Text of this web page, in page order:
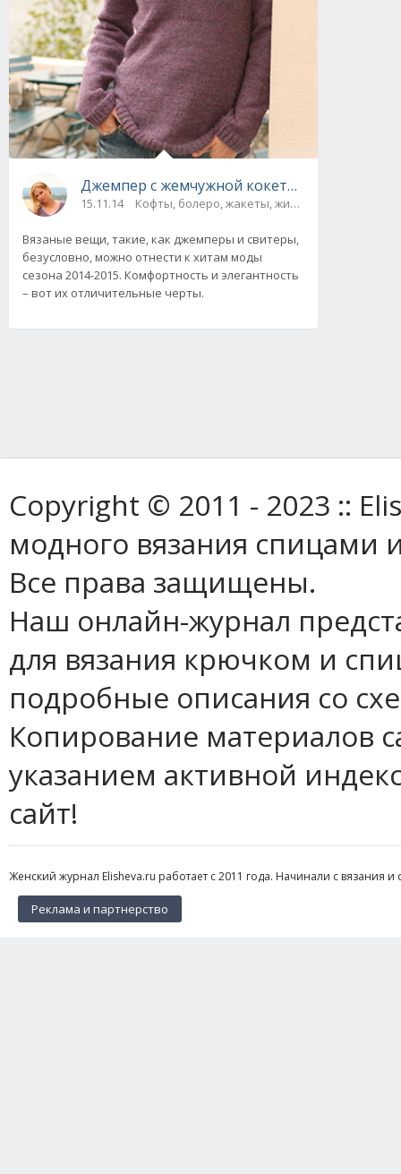
Джемпер с жемчужной кокеткой от Drops
15.11.14 Кофты, болеро, жакеты, жилеты, пуловеры и
Вязаные вещи, такие, как джемперы и свитеры,
безусловно, можно отнести к хитам моды
сезона 2014-2015. Комфортность и элегантность
– вот их отличительные черты.
Copyright © 2011 - 2023 ::
модного вязания спицами
Все права защищены.
Наш онлайн-журнал
для вязания крючком и
подробные описания со
Копирование материалов
указанием активной
сайт!
Женский журнал Elisheva.ru работает с 2011 года. Начинали с вязания
Реклама и партнерство